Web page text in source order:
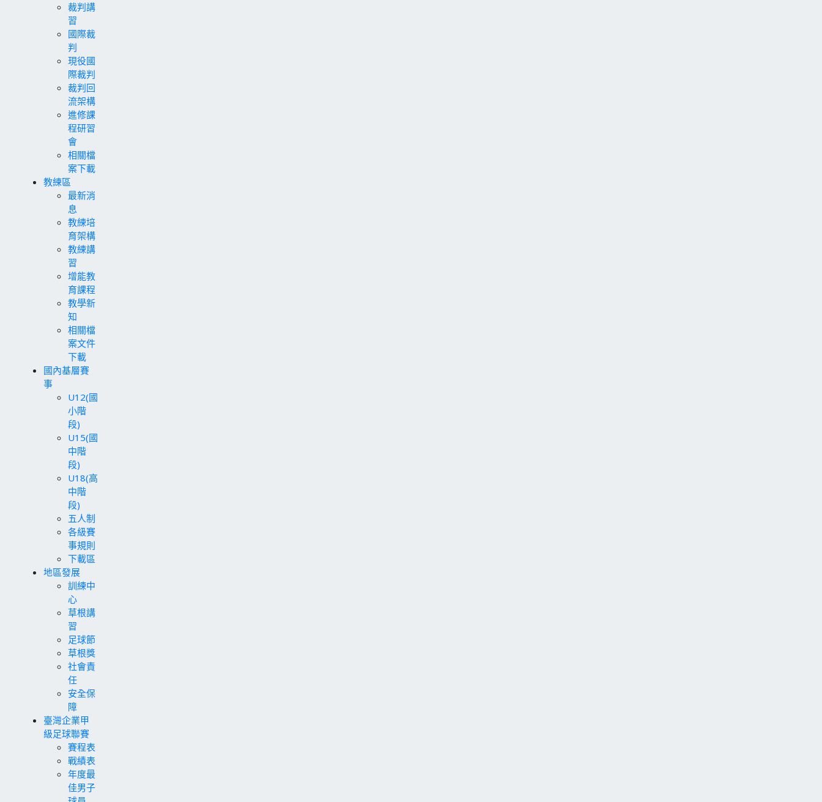
裁判講
習
國際裁
判
現役國
際裁判
裁判回
流架構
進修課
程研習
會
相關檔
案下載
教練區
最新消
息
教練培
育架構
教練講
習
增能教
育課程
教學新
知
相關檔
案文件
下載
國內基層賽
事
U12(國
小階
段)
U15(國
中階
段)
U18(高
中階
段)
五人制
各級賽
事規則
下載區
地區發展
訓練中
心
草根講
習
足球節
草根獎
社會責
任
安全保
障
臺灣企業甲
級足球聯賽
賽程表
戰績表
年度最
佳男子